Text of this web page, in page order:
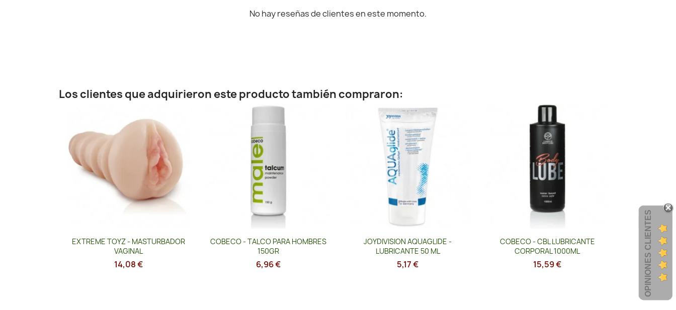
No hay reseñas de clientes en este momento.
Los clientes que adquirieron este producto también compraron:
Vista rápida
EXTREME TOYZ - MASTURBADOR
VAGINAL
14,08 €
Vista rápida
COBECO - TALCO PARA HOMBRES
150GR
6,96 €
Vista rápida
JOYDIVISION AQUAGLIDE -
LUBRICANTE 50 ML
5,17 €
Vista rápida
COBECO - CBL LUBRICANTE
CORPORAL 1000ML
15,59 € OPINIONES CLIENTES